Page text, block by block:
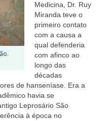
Medicina, Dr. Ruy
Miranda teve o
primeiro contato
com a causa a
qual defenderia
com afinco ao
longo das
décadas
de hanseníase. Era a
havia se
Leprosário São
à época no